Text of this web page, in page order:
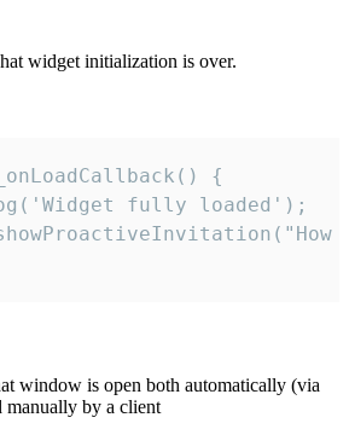
widget initialization is over.
{
fully loaded');
window is open both automatically (via
manually by a client